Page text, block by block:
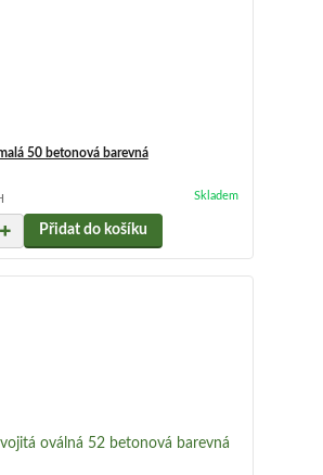
50 betonová barevná
Skladem
Přidat do košíku